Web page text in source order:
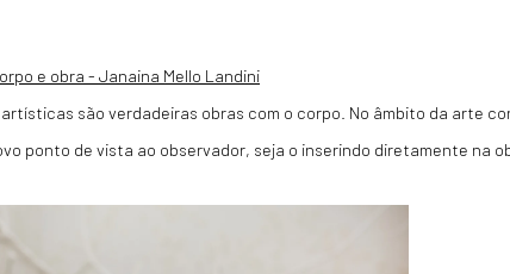
são verdadeiras obras com o corpo. No âmbito da arte
ponto de vista ao observador, seja o inserindo diretamente na